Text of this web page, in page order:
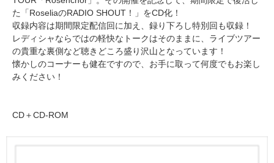
た「RoseliaのRADIO SHOUT！」をCD化！
収録内容は期間限定配信回に加え、録り下ろし特別回も収録！
レディシャならではの軽快なトークはそのままに、ライブツアー
の貴重な裏側など聴きどころ盛り沢山となっています！
懐かしのコーナーも健在ですので、お手に取って何度でもお楽し
みください！
CD＋CD-ROM